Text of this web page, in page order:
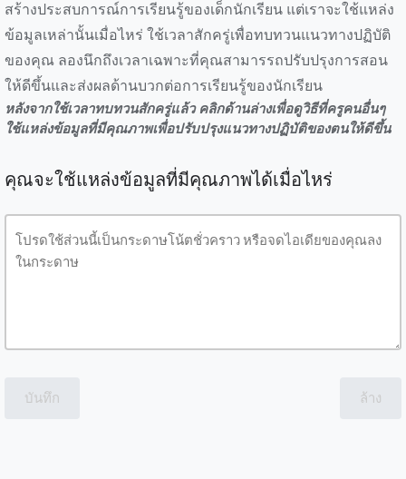
สร้างประสบการณ์การเรียนรู้ของเด็กนักเรียน แต่เราจะใช้แหล่ง
ข้อมูลเหล่านั้นเมื่อไหร่ ใช้เวลาสักครู่เพื่อทบทวนแนวทางปฏิบัติ
ของคุณ ลองนึกถึงเวลาเฉพาะที่คุณสามารรถปรับปรุงการสอน
ให้ดีขึ้นและส่งผลด้านบวกต่อการเรียนรู้ของนักเรียน
หลังจากใช้เวลาทบทวนสักครู่แล้ว คลิกด้านล่างเพื่อดูวิธีที่ครูคนอื่นๆ
ใช้แหล่งข้อมูลที่มีคุณภาพเพื่อปรับปรุงแนวทางปฏิบัติของตนให้ดีขึ้น
คุณจะใช้แหล่งข้อมูลที่มีคุณภาพได้เมื่อไหร่
บันทึก ล้าง